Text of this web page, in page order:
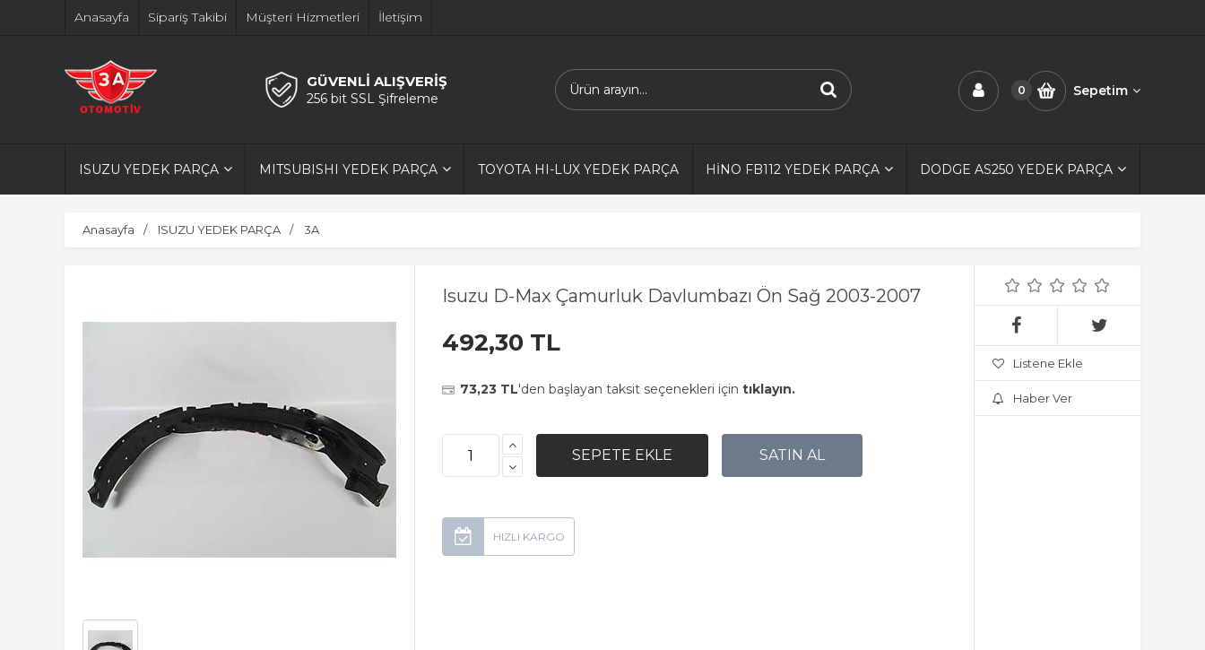
Anasayfa Sipariş Takibi Müşteri Hizmetleri İletişim
GÜVENLİ ALIŞVERİŞ
256 bit SSL Şifreleme
0 Sepetim
ISUZU YEDEK PARÇA MITSUBISHI YEDEK PARÇA TOYOTA HI-LUX YEDEK PARÇA HİNO FB112 YEDEK PARÇA DODGE AS250 YEDEK PARÇA
Anasayfa ISUZU YEDEK PARÇA 3A
Isuzu D-Max Çamurluk Davlumbazı Ön Sağ 2003-2007
492,30 TL
73,23 TL'den başlayan taksit seçenekleri için tıklayın.
Listene Ekle
Haber Ver